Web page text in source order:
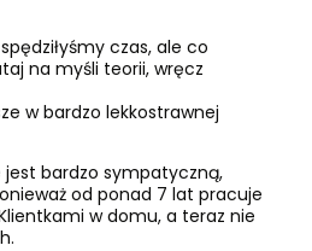
czas, ale co
na myśli teorii, wręcz
w bardzo lekkostrawnej
jest bardzo sympatyczną,
od ponad 7 lat pracuje
w domu, a teraz nie